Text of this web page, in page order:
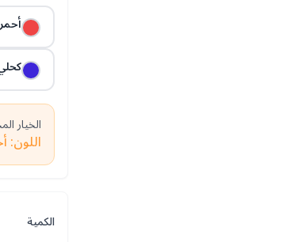
أحمر
الخيار
اللون:
الكمية